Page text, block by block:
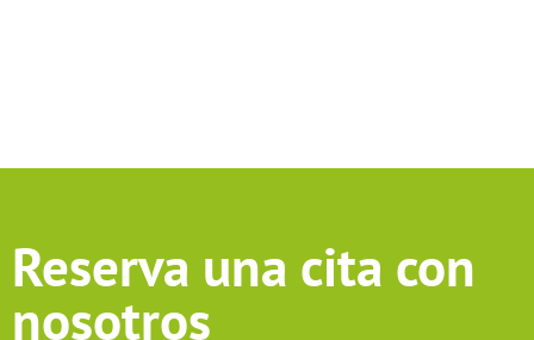
Reserva una cita con
nosotros